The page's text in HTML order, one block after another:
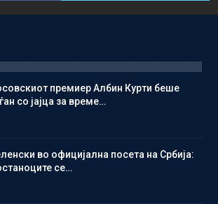
премиер Албин Курти беше
со јајца за време…
во официјална посета на Србија:
се…